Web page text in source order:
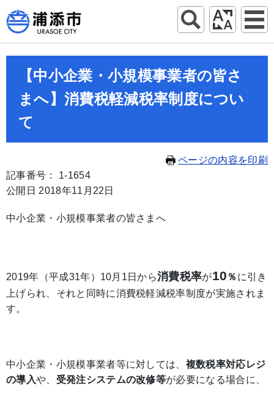
【中小企業・小規模事業者の皆さ
まへ】消費税軽減税率制度につい
て
ページの内容を印刷
記事番号： 1-1654
公開日 2018年11月22日
中小企業・小規模事業者の皆さまへ
2019年（平成31年）10月1日から消費税率が10 ％ に引き
上げられ、それと同時に消費税軽減税率制度が実施されま
す。
中小企業・小規模事業者等に対しては、 複数税率対応レジ
の導入や、 受発注システムの改修等が必要になる場合に、